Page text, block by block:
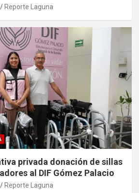
Reporte Laguna
privada donación de sillas
al DIF Gómez Palacio
Reporte Laguna